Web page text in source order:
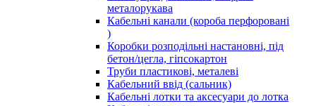
металорукава
Кабельні канали (короба перфоровані
)
Коробки розподільні настановні, під
бетон/цегла, гіпсокартон
Труби пластикові, металеві
Кабельний ввід (сальник)
Кабельні лотки та аксесуари до лотка